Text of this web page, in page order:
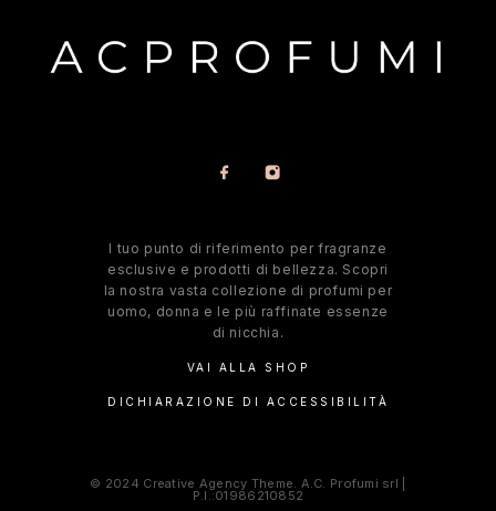
l tuo punto di riferimento per fragranze
esclusive e prodotti di bellezza. Scopri
la nostra vasta collezione di profumi per
uomo, donna e le più raffinate essenze
di nicchia.
VAI ALLA SHOP
DICHIARAZIONE DI ACCESSIBILITÀ
© 2024 Creative Agency Theme. A.C. Profumi srl |
P.I.:01986210852